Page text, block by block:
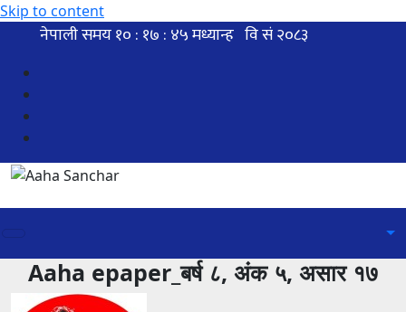
Skip to content
Aaha epaper_बर्ष ८, अंक ५, असार १७